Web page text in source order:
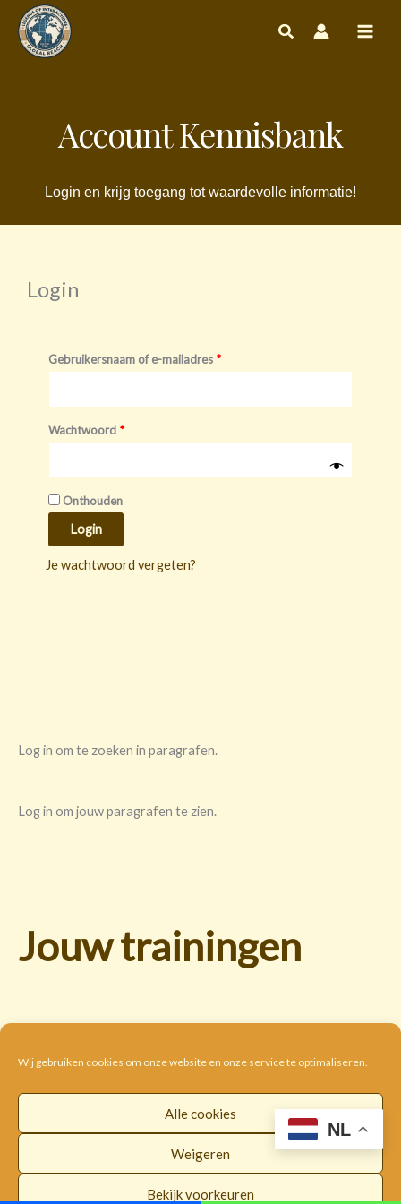
Wij gebruiken cookies om onze website en onze service te optimaliseren.
Alle cookies
Weigeren
Bekijk voorkeuren
naar
Account Kennisbank
Login en krijg toegang tot waardevolle informatie!
Login
Gebruikersnaam of e-mailadres *
Wachtwoord *
Onthouden
Login
Je wachtwoord vergeten?
Log in om te zoeken in paragrafen.
Log in om jouw paragrafen te zien.
Jouw trainingen
Disclaimer
Privacybeleid
Algemene voorwaarden
Facebook
NL